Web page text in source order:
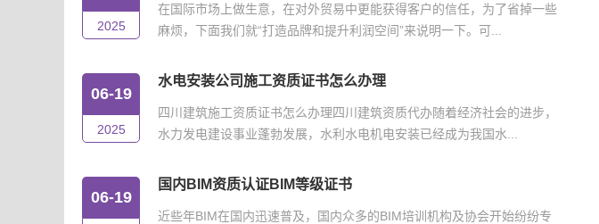
2025
在国际市场上做生意，在对外贸易中更能获得客户的信任，为了省掉一些
麻烦，下面我们就“打造品牌和提升利润空间”来说明一下。可...
06-19
2025
水电安装公司施工资质证书怎么办理
四川建筑施工资质证书怎么办理四川建筑资质代办随着经济社会的进步，
水力发电建设事业蓬勃发展，水利水电机电安装已经成为我国水...
06-19
国内BIM资质认证BIM等级证书
近些年BIM在国内迅速普及，国内众多的BIM培训机构及协会开始纷纷专